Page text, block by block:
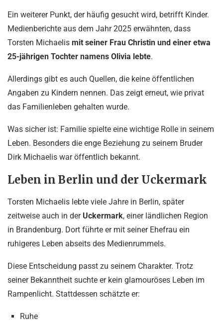
Ein weiterer Punkt, der häufig gesucht wird, betrifft Kinder.
Medienberichte aus dem Jahr 2025 erwähnten, dass
Torsten Michaelis mit seiner Frau Christin und einer etwa
25-jährigen Tochter namens Olivia lebte.
Allerdings gibt es auch Quellen, die keine öffentlichen
Angaben zu Kindern nennen. Das zeigt erneut, wie privat
das Familienleben gehalten wurde.
Was sicher ist: Familie spielte eine wichtige Rolle in seinem
Leben. Besonders die enge Beziehung zu seinem Bruder
Dirk Michaelis war öffentlich bekannt.
Leben in Berlin und der Uckermark
Torsten Michaelis lebte viele Jahre in Berlin, später
zeitweise auch in der Uckermark, einer ländlichen Region
in Brandenburg. Dort führte er mit seiner Ehefrau ein
ruhigeres Leben abseits des Medienrummels.
Diese Entscheidung passt zu seinem Charakter. Trotz
seiner Bekanntheit suchte er kein glamouröses Leben im
Rampenlicht. Stattdessen schätzte er:
Ruhe